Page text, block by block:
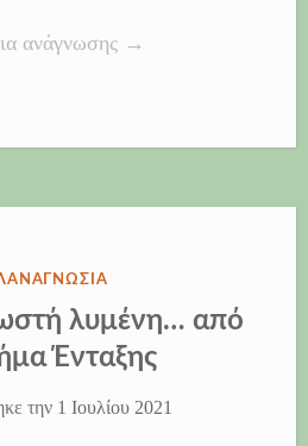
ανάγνωσης “Διαδικτυακή
θέμα
και
τη
→
λυμένη… από
Ένταξης
την 1 Ιουλίου 2021